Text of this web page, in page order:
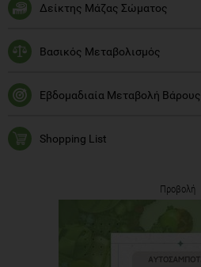
Δείκτης Μάζας Σώματος
Βασικός Μεταβολισμός
Εβδομαδιαία Μεταβολή Βάρους
Shopping List
Προβολή